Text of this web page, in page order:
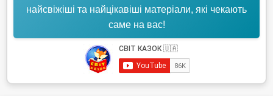
найсвіжіші та найцікавіші матеріали, які чекають
саме на вас!